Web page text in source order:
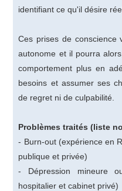
identifiant ce qu'il désire
Ces prises de
autonome et il pourra
comportement plus en
besoins et assumer ses
de regret ni de culpabilité.
Problèmes traités (liste
- Burn-out (expérience en
publique et privée)
- Dépression mineure
hospitalier et cabinet privé)